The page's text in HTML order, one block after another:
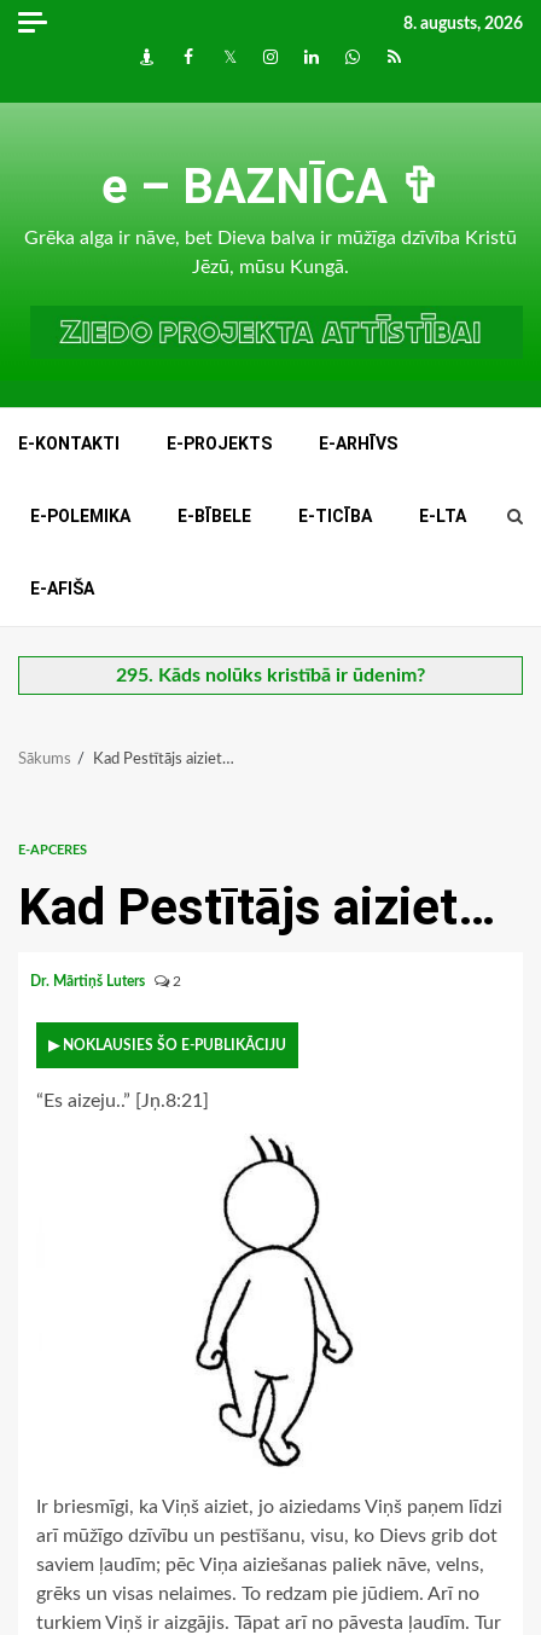
Skip
8. augusts, 2026
DraugiemFacebook
TwitterInstagram
LinkedInwhatsapp
RSS
e – BAZNĪCA ✞
Grēka alga ir nāve, bet Dieva balva ir mūžīga dzīvība Kristū
Jēzū, mūsu Kungā.
E-KONTAKTI E-PROJEKTS E-ARHĪVS
E-POLEMIKA E-BĪBELE E-TICĪBA E-LTA
E-AFIŠA
295. Kāds nolūks kristībā ir ūdenim?
Sākums Kad Pestītājs aiziet…
E-APCERES
Kad Pestītājs aiziet…
Dr. Mārtiņš Luters 2
▶ NOKLAUSIES ŠO E-PUBLIKĀCIJU
“Es aizeju..” [Jņ.8:21]
Ir briesmīgi, ka Viņš aiziet, jo aiziedams Viņš paņem līdzi
arī mūžīgo dzīvību un pestīšanu, visu, ko Dievs grib dot
saviem ļaudīm; pēc Viņa aiziešanas paliek nāve, velns,
grēks un visas nelaimes. To redzam pie jūdiem. Arī no
turkiem Viņš ir aizgājis. Tāpat arī no pāvesta ļaudīm. Tur